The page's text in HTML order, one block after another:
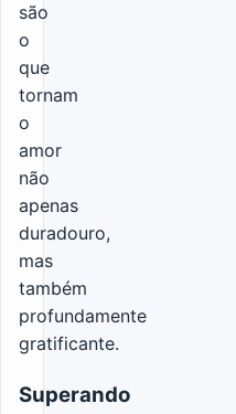
são
o
que
tornam
o
amor
não
apenas
duradouro,
mas
também
profundamente
gratificante.
Superando